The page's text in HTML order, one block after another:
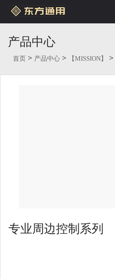
产品中心
首页 > 产品中心 > 【MISSION】 >
专业周边控制系列